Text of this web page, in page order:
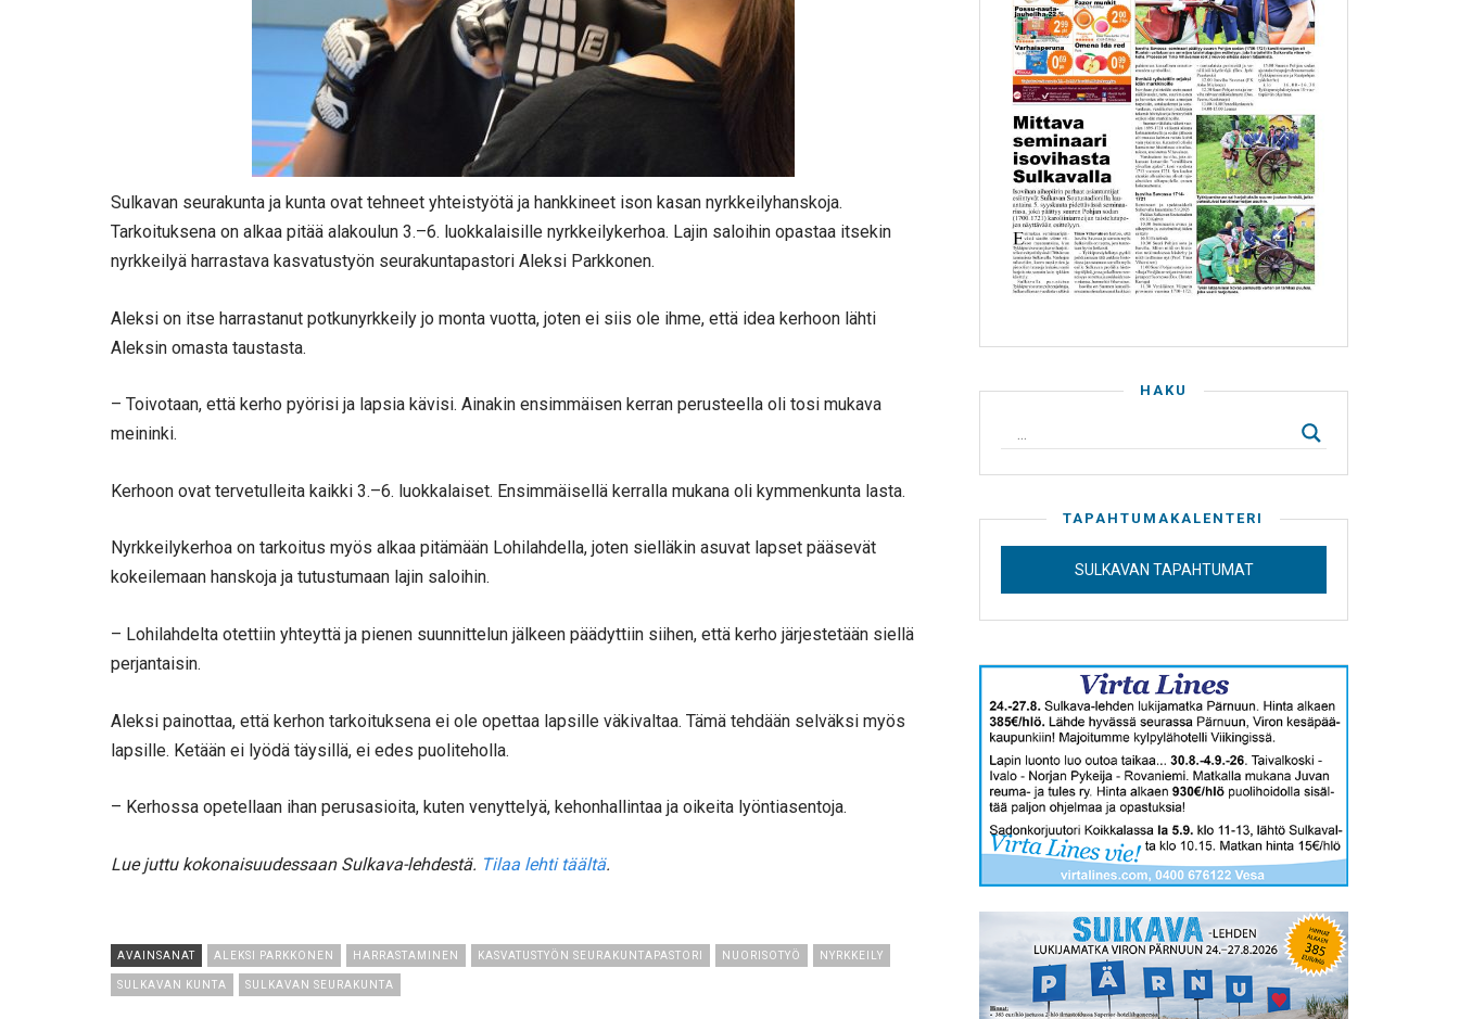
Sulkavan seurakunta ja kunta ovat tehneet yhteistyötä ja hankkineet ison kasan nyrkkeilyhanskoja.
Tarkoituksena on alkaa pitää alakoulun 3.–6. luokkalaisille nyrkkeilykerhoa. Lajin saloihin opastaa itsekin
nyrkkeilyä harrastava kasvatustyön seurakuntapastori Aleksi Parkkonen.
Aleksi on itse harrastanut potkunyrkkeily jo monta vuotta, joten ei siis ole ihme, että idea kerhoon lähti
Aleksin omasta taustasta.
– Toivotaan, että kerho pyörisi ja lapsia kävisi. Ainakin ensimmäisen kerran perusteella oli tosi mukava
meininki.
Kerhoon ovat tervetulleita kaikki 3.–6. luokkalaiset. Ensimmäisellä kerralla mukana oli kymmenkunta lasta.
Nyrkkeilykerhoa on tarkoitus myös alkaa pitämään Lohilahdella, joten sielläkin asuvat lapset pääsevät
kokeilemaan hanskoja ja tutustumaan lajin saloihin.
– Lohilahdelta otettiin yhteyttä ja pienen suunnittelun jälkeen päädyttiin siihen, että kerho järjestetään siellä
perjantaisin.
Aleksi painottaa, että kerhon tarkoituksena ei ole opettaa lapsille väkivaltaa. Tämä tehdään selväksi myös
lapsille. Ketään ei lyödä täysillä, ei edes puoliteholla.
– Kerhossa opetellaan ihan perusasioita, kuten venyttelyä, kehonhallintaa ja oikeita lyöntiasentoja.
Lue juttu kokonaisuudessaan Sulkava-lehdestä. Tilaa lehti täältä.
AVAINSANAT ALEKSI PARKKONEN HARRASTAMINEN KASVATUSTYÖN SEURAKUNTAPASTORI NUORISOTYÖ NYRKKEILY
SULKAVAN KUNTA SULKAVAN SEURAKUNTA
HAKU
TAPAHTUMAKALENTERI
SULKAVAN TAPAHTUMAT